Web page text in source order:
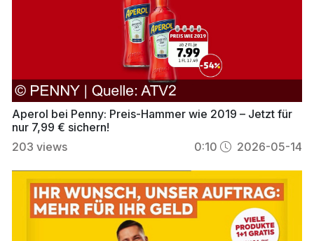
Aperol bei Penny: Preis-Hammer wie 2019 – Jetzt für
nur 7,99 € sichern!
203 views 0:10 2026-05-14